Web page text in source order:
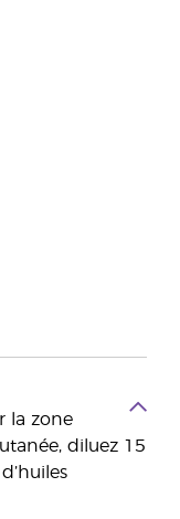
la zone
diluez 15